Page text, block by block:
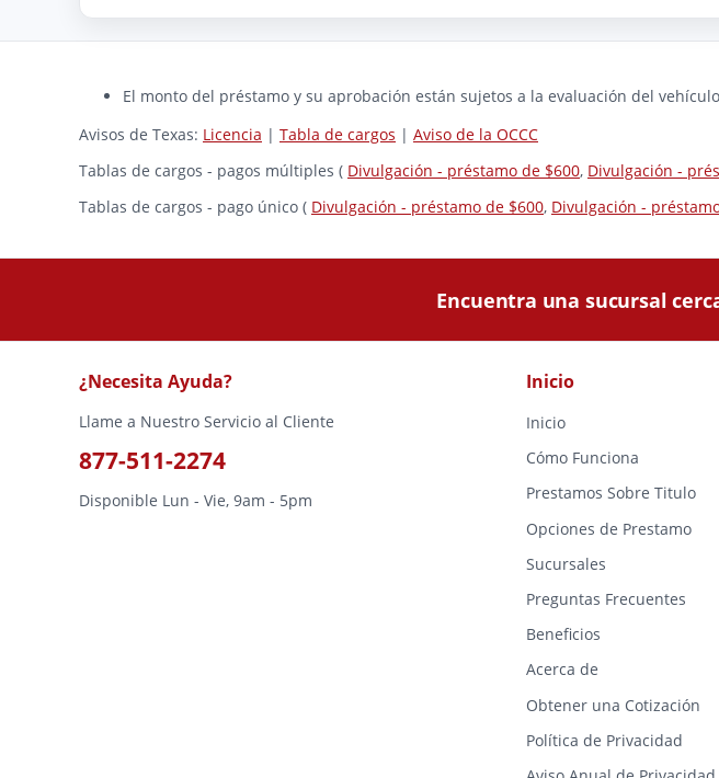
El monto del préstamo y su aprobación están sujetos a la evaluación del
Avisos de Texas: Licencia | Tabla de cargos | Aviso de la OCCC
Tablas de cargos - pagos múltiples ( Divulgación - préstamo de $600, Divulgación -
Tablas de cargos - pago único ( Divulgación - préstamo de $600, Divulgación -
Encuentra una sucursal
¿Necesita Ayuda?
Llame a Nuestro Servicio al Cliente
877-511-2274
Disponible Lun - Vie, 9am - 5pm
Inicio
Inicio
Cómo Funciona
Prestamos Sobre Titulo
Opciones de Prestamo
Sucursales
Preguntas Frecuentes
Beneficios
Acerca de
Obtener una Cotización
Política de Privacidad